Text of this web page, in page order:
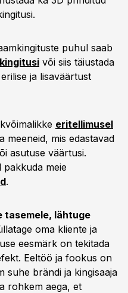
puhul saab
või siis täiustada
ja lisaväärtust
eritellimusel
meeneid, mis edastavad
asutuse väärtusi.
pakkuda meie
.
tasemele, lähtuge
oma kliente ja
eesmärk on tekitada
Eeltöö ja fookus on
suhe brändi ja kingisaaja
rohkem aega, et